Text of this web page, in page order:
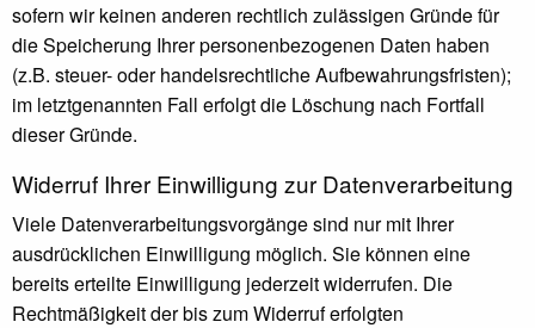
sofern wir keinen anderen rechtlich zulässigen Gründe für
die Speicherung Ihrer personenbezogenen Daten haben
(z.B. steuer- oder handelsrechtliche Aufbewahrungsfristen);
im letztgenannten Fall erfolgt die Löschung nach Fortfall
dieser Gründe.
Widerruf Ihrer Einwilligung zur Datenverarbeitung
Viele Datenverarbeitungsvorgänge sind nur mit Ihrer
ausdrücklichen Einwilligung möglich. Sie können eine
bereits erteilte Einwilligung jederzeit widerrufen. Die
Rechtmäßigkeit der bis zum Widerruf erfolgten